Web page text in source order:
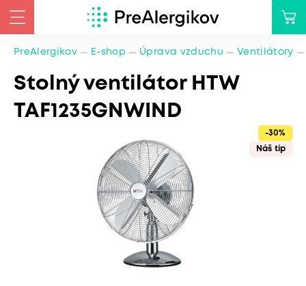
PreAlergikov E-shop Úprava vzduchu Ventilátory
Stolný ventilátor HTW
TAF1235GNWIND
-30%
Náš tip